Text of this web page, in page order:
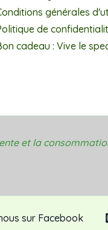
générales
de
cadeau : Vive le
et la
sur Facebook